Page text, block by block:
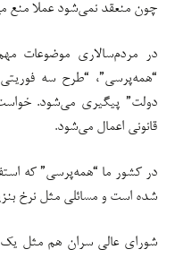
چون منعقد نمی‌شود عملا منع
در مردم‌سالاری موضوعات
“همه‌پرسی”، “طرح سه
دولت” پیگیری می‌شود.
قانونی اعمال می‌شود.
در کشور ما “همه‌پرسی” که
شده است و مسائلی مثل نرخ
شورای عالی سران هم مثل